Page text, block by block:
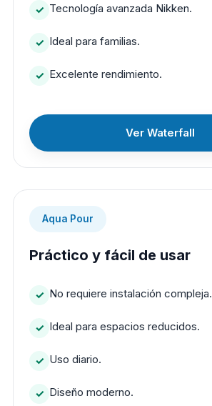
Tecnología avanzada Nikken.
Ideal para familias.
Excelente rendimiento.
Ver Waterfall
Aqua Pour
Práctico y fácil de usar
No requiere instalación compleja.
Ideal para espacios reducidos.
Uso diario.
Diseño moderno.